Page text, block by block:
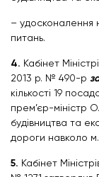
– удосконалення
питань.
4. Кабінет
2013 р. № 490-р
кількості 19
прем’єр-міністр
будівництва та
дороги навколо
5. Кабінет